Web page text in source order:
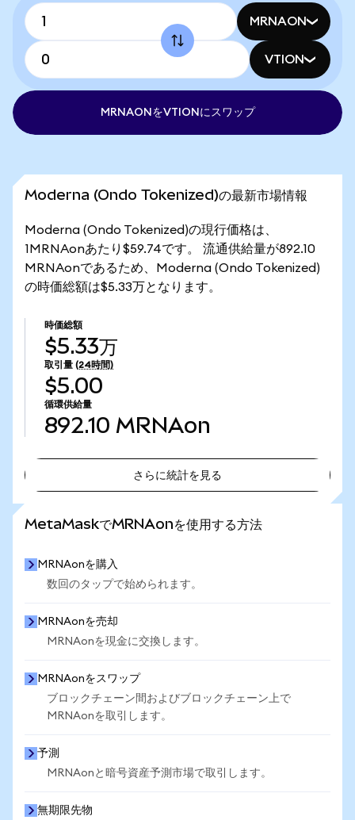
MRNAON
VTION
MRNAONをVTIONにスワップ
Moderna (Ondo Tokenized)の最新市場情報
Moderna (Ondo Tokenized)の現行価格は、
1MRNAonあたり$59.74です。 流通供給量が892.10
MRNAonであるため、Moderna (Ondo Tokenized)
の時価総額は$5.33万となります。
時価総額
$5.33万
取引量 (24時間)
$5.00
循環供給量
892.10 MRNAon
さらに統計を見る
MetaMaskでMRNAonを使用する方法
MRNAonを購入
数回のタップで始められます。
MRNAonを売却
MRNAonを現金に交換します。
MRNAonをスワップ
ブロックチェーン間およびブロックチェーン上で
MRNAonを取引します。
予測
MRNAonと暗号資産予測市場で取引します。
無期限先物